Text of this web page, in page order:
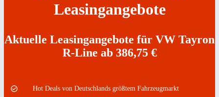
Leasingangebote
Aktuelle Leasingangebote für VW Tayron
R-Line ab 386,75 €
Hot Deals von Deutschlands größtem Fahrzeugmarkt